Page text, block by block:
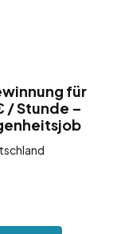
für
/ Stunde –